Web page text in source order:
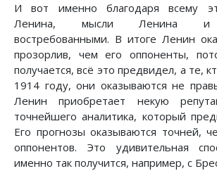
И вот именно благодаря всему
Ленина, мысли Ленина и
востребованными. В итоге Ленин
прозорлив, чем его оппоненты,
получается, всё это предвидел, а те,
1914 году, они оказываются не
Ленин приобретает некую
точнейшего аналитика, который
Его прогнозы оказываются точней,
оппонентов. Это удивительная
именно так получится, например, с